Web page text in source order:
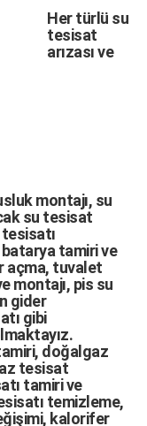
Her türlü su
tesisat
arızasıve
montajı, su
su tesisat
batarya tamirive
açma, tuvalet
montajı, pis su
gider
gibi
doğalgaz
tesisat
tamiri ve
temizleme,
kalorifer